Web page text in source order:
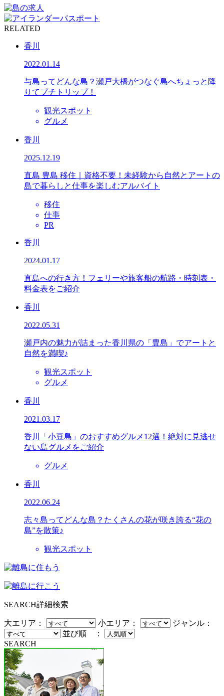
RELATED
香川
2022.01.14
与島ってどんな島？瀬戸大橋がつなぐ島へちょっと降
りてプチトリップ！
観光スポット
グルメ
香川
2025.12.19
直島 豊島 移住｜資格不要！未経験から自然とアートの
島で暮らしと仕事を楽しむアルバイト
移住
仕事
PR
香川
2024.01.17
直島への行き方！フェリーや旅客船の航路・時刻表・
料金表をご紹介
香川
2022.05.31
瀬戸内の魅力が詰まった香川県の「豊島」でアートと
自然を満喫♪
観光スポット
グルメ
香川
2021.03.17
香川「小豆島」のおすすめグルメ12選！絶対に見逃せ
ない島グルメをご紹介
グルメ
香川
2022.06.24
志々島ってどんな島？たくさんの花が咲き誇る“花の
島”を散策♪
観光スポット
SEARCH詳細検索
大エリア： 小エリア：
ジャンル：
並び順 ：
SEARCH